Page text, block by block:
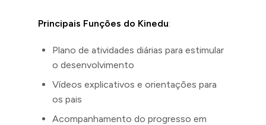
Principais Funções do Kinedu:
Plano de atividades diárias para estimular
o desenvolvimento
Vídeos explicativos e orientações para
os pais
Acompanhamento do progresso em